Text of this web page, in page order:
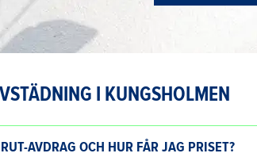
I KUNGSHOLMEN
AVDRAG OCH HUR FÅR JAG PRISET?